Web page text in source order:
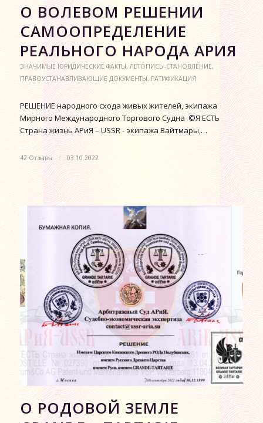
О ВОЛЕВОМ РЕШЕНИИ
САМООПРЕДЕЛЕНИЕ
РЕАЛЬНОГО НАРОДА АРИЯ
ЗНАЧИМЫЕ ЮРИДИЧЕСКИЕ ФАКТЫ,ЛЕТОПИСЬ -СТАНОВЛЕНИЕ,
ПРАВОУСТАНАВЛИВАЮЩИЕ ДОКУМЕНТЫ,РАТИФИКАЦИЯ
РЕШЕНИЕ народного схода живых жителей, экипажа
Мирного Международного Торгового Судна ©Я ЕСТЬ
Страна жизнь АРиЯ – USSR - экипажа Вайтмары,…
42 Отзывы / 03.10.2022
О РОДОВОЙ ЗЕМЛЕ